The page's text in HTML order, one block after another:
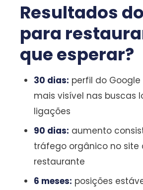
Resultados do
para
que esperar?
30 dias: perfil do
mais visível nas buscas
ligações
90 dias: aumento
tráfego orgânico no site
restaurante
6 meses: posições